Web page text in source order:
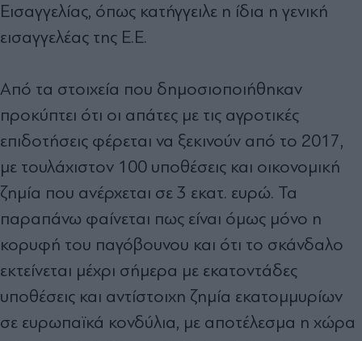
Εισαγγελίας, όπως κατήγγειλε η ίδια η γενική
εισαγγελέας της Ε.Ε.
Από τα στοιχεία που δημοσιοποιήθηκαν
προκύπτει ότι οι απάτες με τις αγροτικές
επιδοτήσεις φέρεται να ξεκινούν από το 2017,
με τουλάχιστον 100 υποθέσεις και οικονομική
ζημία που ανέρχεται σε 3 εκατ. ευρώ. Τα
παραπάνω φαίνεται πως είναι όμως μόνο η
κορυφή του παγόβουνου και ότι το σκάνδαλο
εκτείνεται μέχρι σήμερα με εκατοντάδες
υποθέσεις και αντίστοιχη ζημία εκατομμυρίων
σε ευρωπαϊκά κονδύλια, με αποτέλεσμα η χώρα